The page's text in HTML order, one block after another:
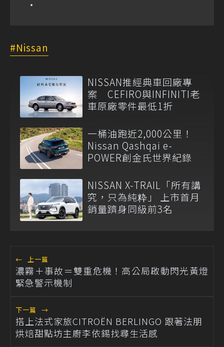
Nissan
NISSAN推經典車回廠專
案 CEFIRO與INFINITI老
車原廠零件最低1折
一桶油跑近2,000公里！
Nissan Qashqai e-
POWER創金氏世界紀錄
NISSAN X-TRAIL「所有講
究，只為純粋」 上市首月
銷量躋身同級前3名
← 上一篇
濃霧＋事故＝雙重危機！高公局啟動閃光黃燈
緊急警示機制
下一篇 →
搭上法式家旅CITROËN BERLINGO 跟著法朋
烘焙甜點坊主廚李依錫找尋生活感